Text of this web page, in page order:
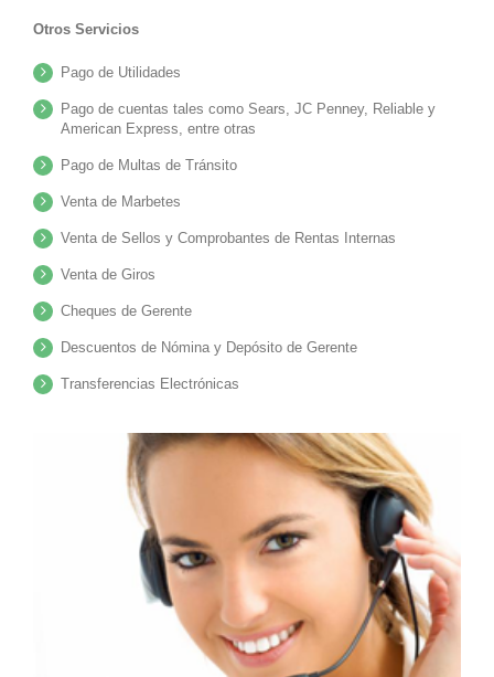
Otros Servicios
Pago de Utilidades
Pago de cuentas tales como Sears, JC Penney, Reliable y
American Express, entre otras
Pago de Multas de Tránsito
Venta de Marbetes
Venta de Sellos y Comprobantes de Rentas Internas
Venta de Giros
Cheques de Gerente
Descuentos de Nómina y Depósito de Gerente
Transferencias Electrónicas